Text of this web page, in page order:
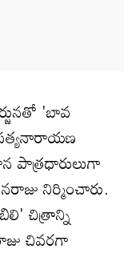
'బావ
సత్యనారాయణ
పాత్రధారులుగా
నిర్మించారు.
చిత్రాన్ని
చివరగా